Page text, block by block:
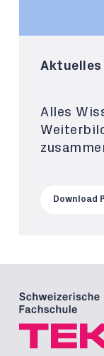
Alles
Download